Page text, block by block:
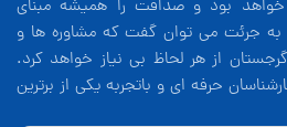
بود و صداقت را همیشه مبنای
جرئت می توان گفت که مشاوره ها و
از هر لحاظ بی نیاز خواهد کرد.
حرفه ای و باتجربه یکی از برترین